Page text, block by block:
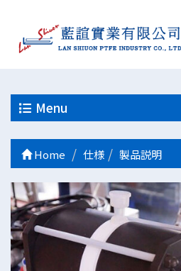
Menu
Home 仕様 製品説明